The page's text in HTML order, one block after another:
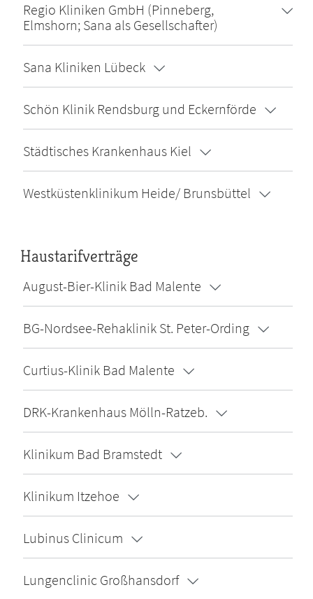
Regio Kliniken GmbH (Pinneberg,
Elmshorn; Sana als Gesellschafter)
Sana Kliniken Lübeck
Schön Klinik Rendsburg und Eckernförde
Städtisches Krankenhaus Kiel
Westküstenklinikum Heide/ Brunsbüttel
Haustarifverträge
August-Bier-Klinik Bad Malente
BG-Nordsee-Rehaklinik St. Peter-Ording
Curtius-Klinik Bad Malente
DRK-Krankenhaus Mölln-Ratzeb.
Klinikum Bad Bramstedt
Klinikum Itzehoe
Lubinus Clinicum
Lungenclinic Großhansdorf